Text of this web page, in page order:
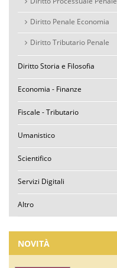
Diritto Penale Economia
Diritto Tributario Penale
Diritto Storia e Filosofia
Economia - Finanze
Fiscale - Tributario
Umanistico
Scientifico
Servizi Digitali
Altro
NOVITÀ